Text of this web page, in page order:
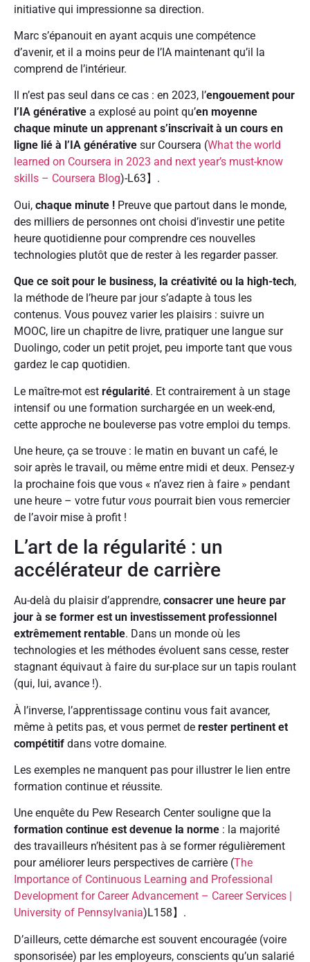
initiative qui impressionne sa direction.
Marc s’épanouit en ayant acquis une compétence
d’avenir, et il a moins peur de l’IA maintenant qu’il la
comprend de l’intérieur.
Il n’est pas seul dans ce cas : en 2023, l’engouement pour
l’IA générative a explosé au point qu’en moyenne
chaque minute un apprenant s’inscrivait à un cours en
ligne lié à l’IA générative sur Coursera (What the world
learned on Coursera in 2023 and next year’s must-know
skills – Coursera Blog)-L63】.
Oui, chaque minute ! Preuve que partout dans le monde,
des milliers de personnes ont choisi d’investir une petite
heure quotidienne pour comprendre ces nouvelles
technologies plutôt que de rester à les regarder passer.
Que ce soit pour le business, la créativité ou la high-tech,
la méthode de l’heure par jour s’adapte à tous les
contenus. Vous pouvez varier les plaisirs : suivre un
MOOC, lire un chapitre de livre, pratiquer une langue sur
Duolingo, coder un petit projet, peu importe tant que vous
gardez le cap quotidien.
Le maître-mot est régularité. Et contrairement à un stage
intensif ou une formation surchargée en un week-end,
cette approche ne bouleverse pas votre emploi du temps.
Une heure, ça se trouve : le matin en buvant un café, le
soir après le travail, ou même entre midi et deux. Pensez-y
la prochaine fois que vous « n’avez rien à faire » pendant
une heure – votre futur vous pourrait bien vous remercier
de l’avoir mise à profit !
L’art de la régularité : un
accélérateur de carrière
Au-delà du plaisir d’apprendre, consacrer une heure par
jour à se former est un investissement professionnel
extrêmement rentable. Dans un monde où les
technologies et les méthodes évoluent sans cesse, rester
stagnant équivaut à faire du sur-place sur un tapis roulant
(qui, lui, avance !).
À l’inverse, l’apprentissage continu vous fait avancer,
même à petits pas, et vous permet de rester pertinent et
compétitif dans votre domaine.
Les exemples ne manquent pas pour illustrer le lien entre
formation continue et réussite.
Une enquête du Pew Research Center souligne que la
formation continue est devenue la norme : la majorité
des travailleurs n’hésitent pas à se former régulièrement
pour améliorer leurs perspectives de carrière (The
Importance of Continuous Learning and Professional
Development for Career Advancement – Career Services |
University of Pennsylvania)L158】.
D’ailleurs, cette démarche est souvent encouragée (voire
sponsorisée) par les employeurs, conscients qu’un salarié